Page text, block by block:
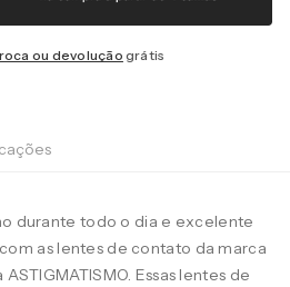
ou devolução grátis
durante todo o dia e excelente
as lentes de contato da marca
Essas lentes de